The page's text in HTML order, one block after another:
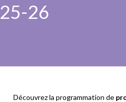
26
Découvrez la programmation de